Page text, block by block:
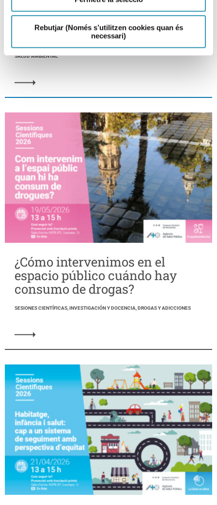
Rebutjar (Només s’utilitzen cookies quan és
necessari)
Ante las temperaturas elevadas,
protejámonos
27-05-2026
SALUD AMBIENTAL
¿Cómo intervenimos en el
espacio público cuándo hay
consumo de drogas?
SESIONES CIENTÍFICAS, INVESTIGACIÓN Y DOCENCIA, DROGAS Y ADICCIONES